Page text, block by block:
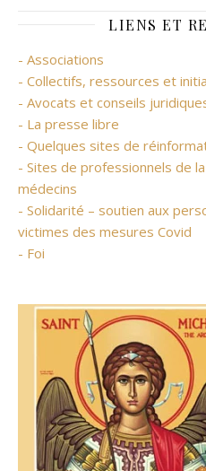
LIENS ET
- Associations
- Collectifs, ressources et
- Avocats et conseils
- La presse libre
- Quelques sites de
- Sites de professionnels de
médecins
- Solidarité – soutien aux
victimes des mesures Covid
- Foi